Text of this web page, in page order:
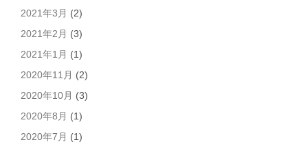
2021年3月 (2)
2021年2月 (3)
2021年1月 (1)
2020年11月 (2)
2020年10月 (3)
2020年8月 (1)
2020年7月 (1)